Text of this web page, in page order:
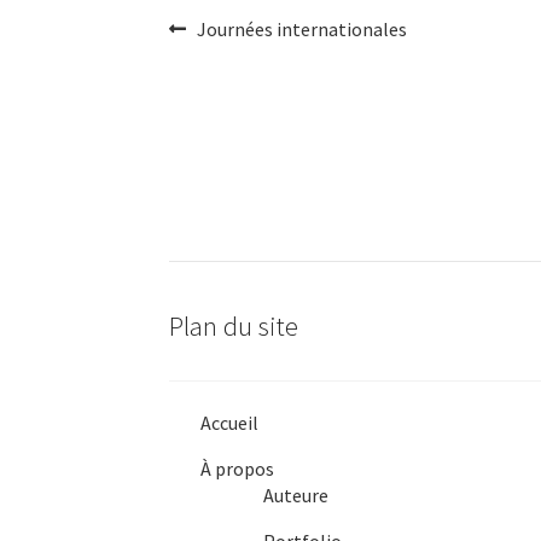
Navigation
Article
Journées internationales
Plan du site
Accueil
À propos
Auteure